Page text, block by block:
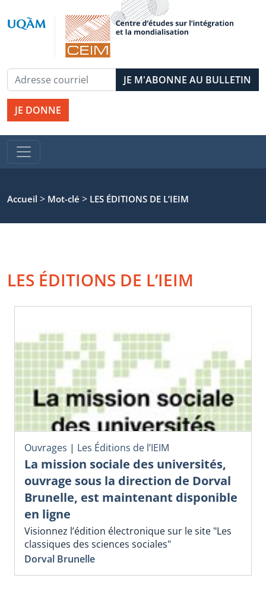
JE DONNE
Accueil > Mot-clé > LES ÉDITIONS DE L’IEIM
LES ÉDITIONS DE L’IEIM
Ouvrages | Les Éditions de l’IEIM
La mission sociale des universités,
ouvrage sous la direction de Dorval
Brunelle, est maintenant disponible
en ligne
Visionnez l’édition électronique sur le site "Les
classiques des sciences sociales"
Dorval Brunelle